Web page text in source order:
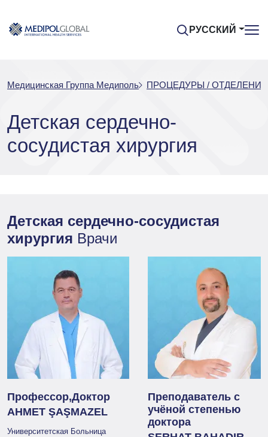
РУССКИЙ
Медицинская Группа Медиполь ПРОЦЕДУРЫ / ОТДЕЛЕНИЯ
Детская сердечно-
сосудистая хирургия
Детская сердечно-сосудистая
хирургия Врачи
Профессор,Доктор
AHMET ŞAŞMAZEL
Университетская Больница
Преподаватель с
учёной степенью
доктора